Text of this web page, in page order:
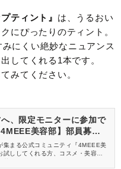
ティント』 は、うるおい
にぴったりのティント。
にくい絶妙なニュアンス
してくれる1本です。
みてください。
、限定モニターに参加で
美容部】部員募集
集まる公式コミュニティ『4MEEE美
ししてくれる方、コスメ・美容情報